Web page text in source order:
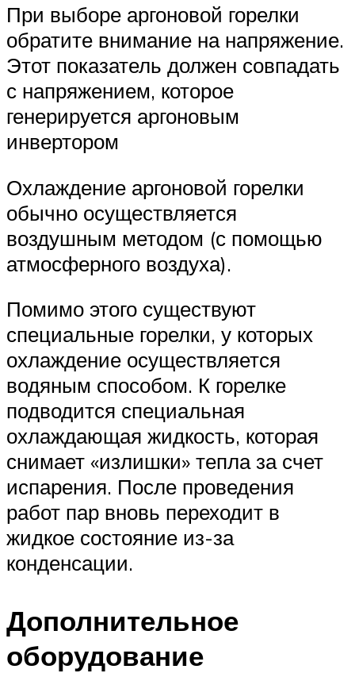
При выборе аргоновой горелки
обратите внимание на напряжение.
Этот показатель должен совпадать
с напряжением, которое
генерируется аргоновым
инвертором
Охлаждение аргоновой горелки
обычно осуществляется
воздушным методом (с помощью
атмосферного воздуха).
Помимо этого существуют
специальные горелки, у которых
охлаждение осуществляется
водяным способом. К горелке
подводится специальная
охлаждающая жидкость, которая
снимает «излишки» тепла за счет
испарения. После проведения
работ пар вновь переходит в
жидкое состояние из-за
конденсации.
Дополнительное
оборудование